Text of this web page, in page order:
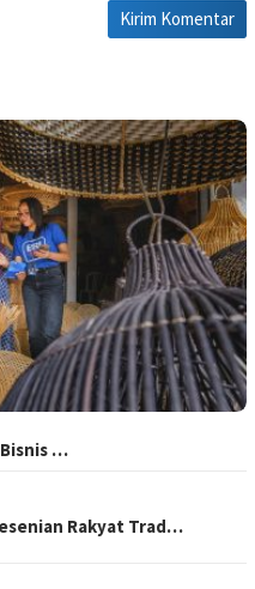
Bisnis …
Rakyat Trad…